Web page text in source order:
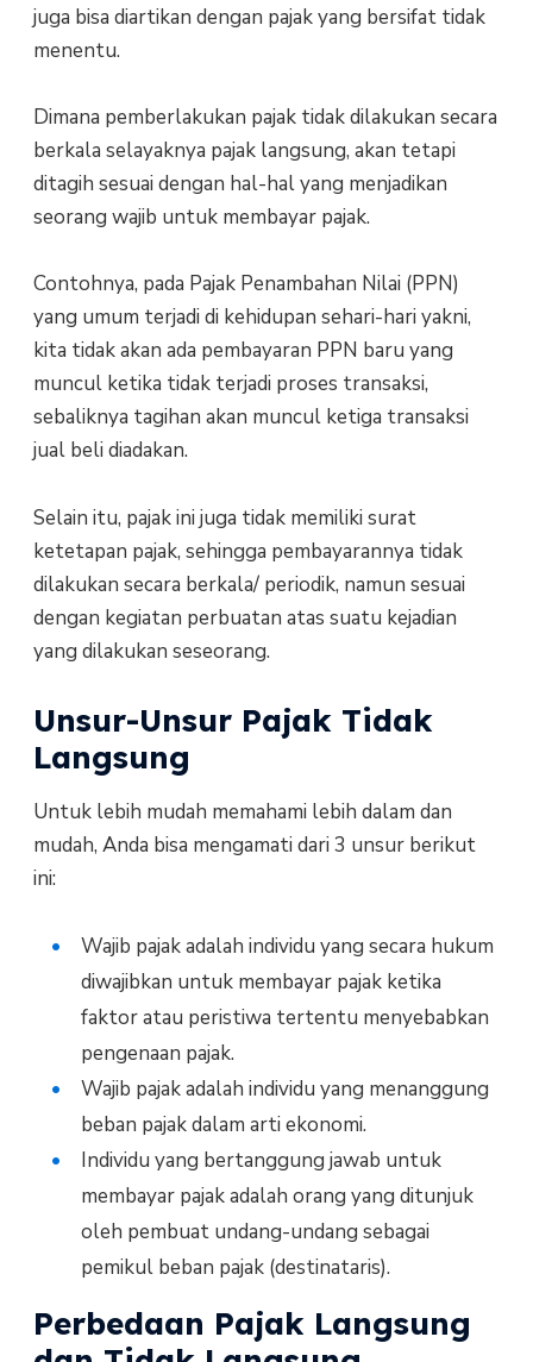
juga bisa diartikan dengan pajak yang bersifat tidak
menentu.
Dimana pemberlakukan pajak tidak dilakukan secara
berkala selayaknya pajak langsung, akan tetapi
ditagih sesuai dengan hal-hal yang menjadikan
seorang wajib untuk membayar pajak.
Contohnya, pada Pajak Penambahan Nilai (PPN)
yang umum terjadi di kehidupan sehari-hari yakni,
kita tidak akan ada pembayaran PPN baru yang
muncul ketika tidak terjadi proses transaksi,
sebaliknya tagihan akan muncul ketiga transaksi
jual beli diadakan.
Selain itu, pajak ini juga tidak memiliki surat
ketetapan pajak, sehingga pembayarannya tidak
dilakukan secara berkala/ periodik, namun sesuai
dengan kegiatan perbuatan atas suatu kejadian
yang dilakukan seseorang.
Unsur-Unsur Pajak Tidak
Langsung
Untuk lebih mudah memahami lebih dalam dan
mudah, Anda bisa mengamati dari 3 unsur berikut
ini:
Wajib pajak adalah individu yang secara hukum
diwajibkan untuk membayar pajak ketika
faktor atau peristiwa tertentu menyebabkan
pengenaan pajak.
Wajib pajak adalah individu yang menanggung
beban pajak dalam arti ekonomi.
Individu yang bertanggung jawab untuk
membayar pajak adalah orang yang ditunjuk
oleh pembuat undang-undang sebagai
pemikul beban pajak (destinataris).
Perbedaan Pajak Langsung